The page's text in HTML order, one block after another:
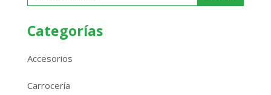
Categorías
Accesorios
Carrocería